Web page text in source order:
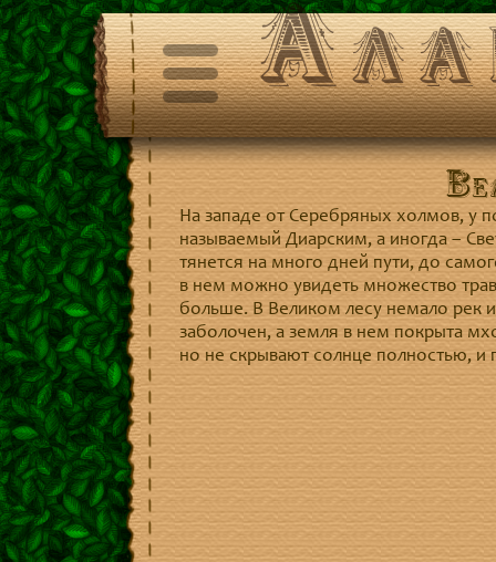
На западе от Серебряных холмов, у
называемый Диарским, а иногда –
тянется на много дней пути, до
в нем можно увидеть множество
больше. В Великом лесу немало рек
заболочен, а земля в нем покрыта
но не скрывают солнце полностью,